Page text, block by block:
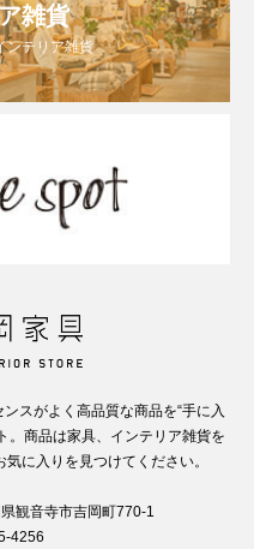
雑貨
ンテリア雑貨
スがよく高品質な商品を“手に入
。商品は家具、インテリア雑貨を
に入りを見つけてください。
観音寺市吉岡町770-1
4256